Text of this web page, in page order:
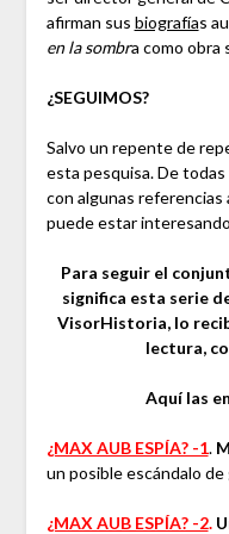
afirman sus biografías
en la sombra como obra
¿SEGUIMOS?
Salvo un repente de
esta pesquisa. De
con algunas
puede estar
Para seguir el
significa esta serie
VisorHistoria, lo
lectura,
Aquí las
¿MAX AUB ESPÍA? -1.
un posible escándalo
¿MAX AUB ESPÍA? -2.